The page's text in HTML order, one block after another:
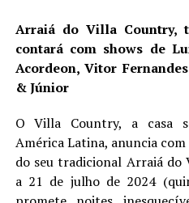
Arraiá do Villa Country,
contará com shows de
Acordeon, Vitor
& Júnior
O Villa Country, a casa
América Latina, anuncia
do seu tradicional Arraiá do
a 21 de julho de 2024